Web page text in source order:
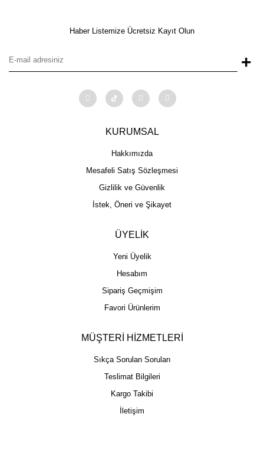
Haber Listemize Ücretsiz Kayıt Olun
+
KURUMSAL
Hakkımızda
Mesafeli Satış Sözleşmesi
Gizlilik ve Güvenlik
İstek, Öneri ve Şikayet
ÜYELİK
Yeni Üyelik
Hesabım
Sipariş Geçmişim
Favori Ürünlerim
MÜŞTERİ HİZMETLERİ
Sıkça Sorulan Soruları
Teslimat Bilgileri
Kargo Takibi
İletişim